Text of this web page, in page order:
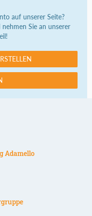
auf unserer Seite?
nehmen Sie an unserer
Adamello